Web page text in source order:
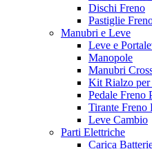
Dischi Freno
Pastiglie
Manubri e Leve
Leve e
Manopole
Manubri
Kit Rialzo
Pedale Freno
Tirante Freno
Leve Cambio
Parti Elettriche
Carica